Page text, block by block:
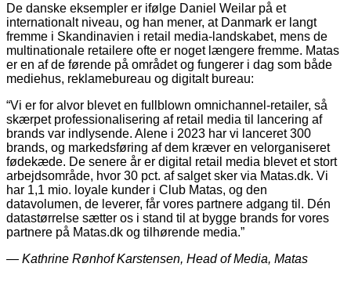
De danske eksempler er ifølge Daniel Weilar på et
internationalt niveau, og han mener, at Danmark er langt
fremme i Skandinavien i retail media-landskabet, mens de
multinationale retailere ofte er noget længere fremme. Matas
er en af de førende på området og fungerer i dag som både
mediehus, reklamebureau og digitalt bureau:
“Vi er for alvor blevet en fullblown omnichannel-retailer, så
skærpet professionalisering af retail media til lancering af
brands var indlysende. Alene i 2023 har vi lanceret 300
brands, og markedsføring af dem kræver en velorganiseret
fødekæde. De senere år er digital retail media blevet et stort
arbejdsområde, hvor 30 pct. af salget sker via Matas.dk. Vi
har 1,1 mio. loyale kunder i Club Matas, og den
datavolumen, de leverer, får vores partnere adgang til. Dén
datastørrelse sætter os i stand til at bygge brands for vores
partnere på Matas.dk og tilhørende media.”
― Kathrine Rønhof Karstensen, Head of Media, Matas